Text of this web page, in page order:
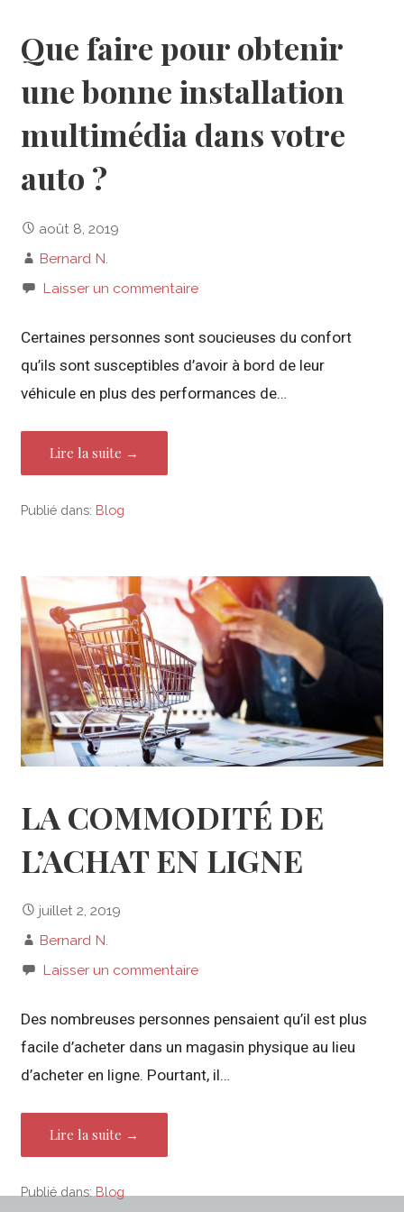
Que faire pour obtenir
une bonne installation
multimédia dans votre
auto ?
août 8, 2019
Bernard N.
Laisser un commentaire
Certaines personnes sont soucieuses du confort
qu’ils sont susceptibles d’avoir à bord de leur
véhicule en plus des performances de…
Lire la suite →
Publié dans: Blog
LA COMMODITÉ DE
L’ACHAT EN LIGNE
juillet 2, 2019
Bernard N.
Laisser un commentaire
Des nombreuses personnes pensaient qu’il est plus
facile d’acheter dans un magasin physique au lieu
d’acheter en ligne. Pourtant, il…
Lire la suite →
Publié dans: Blog